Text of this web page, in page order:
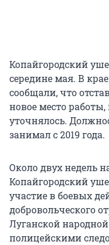
Копайгородский
середине мая. В
сообщали, что
новое место
уточнялось.
занимал с 2019 года.
Около двух недель
Копайгородский
участие в боевых
добровольческого
Луганской
полицейскими